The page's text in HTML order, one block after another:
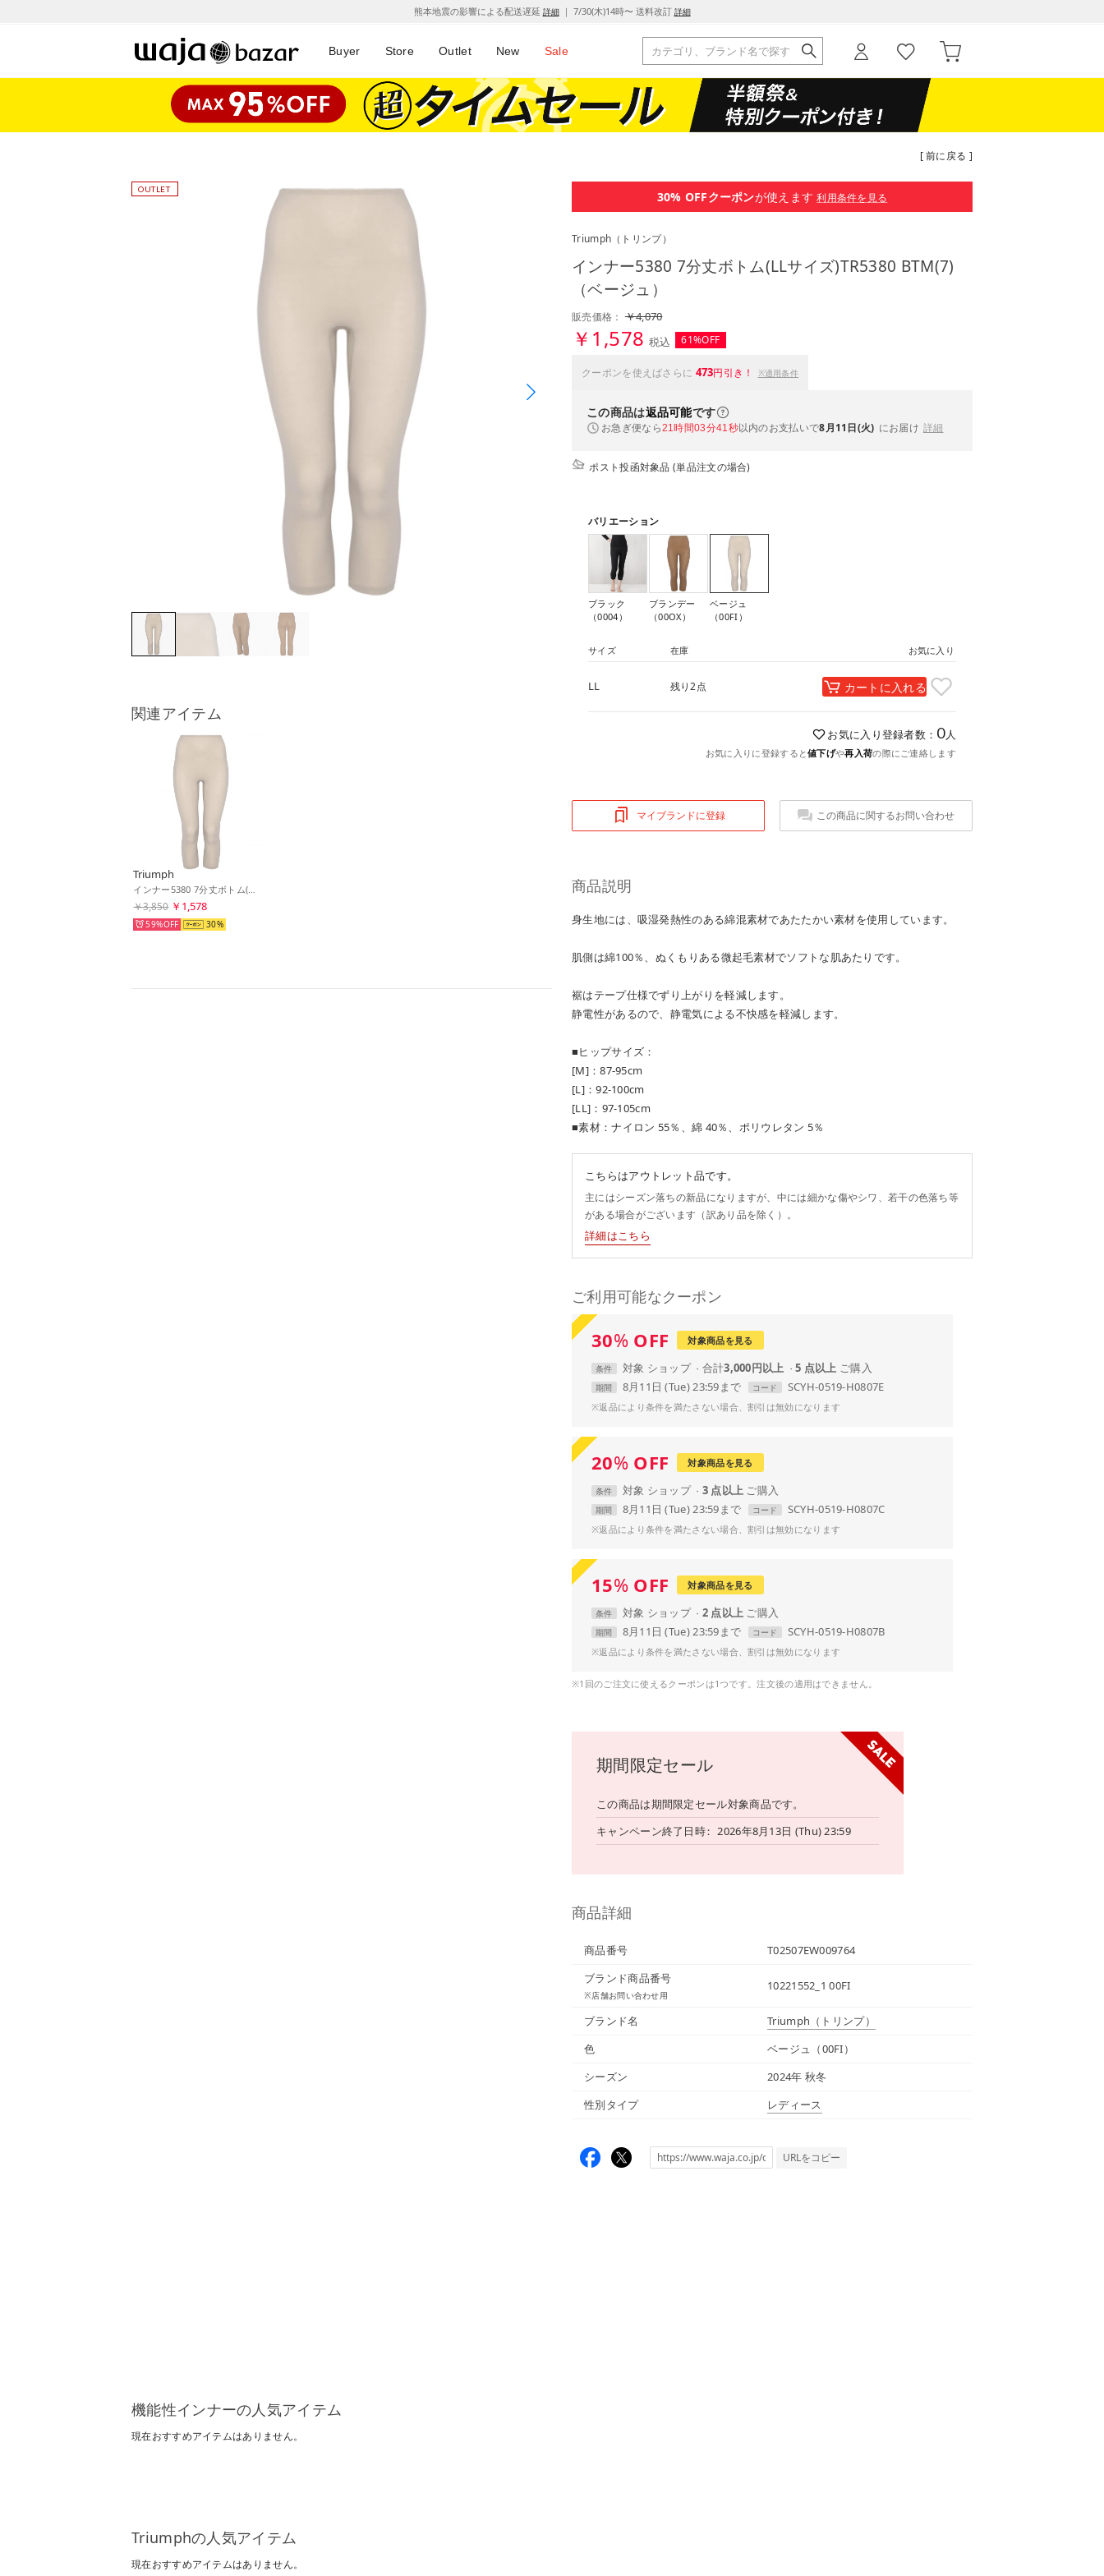
熊本地震の影響による配送遅延 詳細｜ 7/30(木)14時〜 送料改訂 詳細
Buyer Store Outlet New Sale
[ 前に戻る ]
関連アイテム
Triumph
インナー5380 7分丈ボトム(M,Lサイズ)TR5380 BTM(7) （ベージュ）
￥3,850 ￥1,578
59% 30
30% OFFクーポンが使えます 利用条件を見る
Triumph （トリンプ）
インナー5380 7分丈ボトム(LLサイズ)TR5380 BTM(7)
（ベージュ）
販売価格：￥4,070
￥1,578 税込 61%OFF
クーポンを使えばさらに 473円引き！ ※適用条件
この商品は返品可能です
お急ぎ便なら21時間03分41秒以内のお支払いで8月11日(火) にお届け 詳細
ポスト投函対象品 (単品注文の場合)
バリエーション
ブラック
（0004）
ブランデー
（00OX）
ベージュ
（00FI）
サイズ 在庫 お気に入り
LL 残り2点 カートに入れる
お気に入り登録者数： 0人
お気に入りに登録すると値下げや再入荷の際にご連絡します
マイブランドに登録 この商品に関するお問い合わせ
商品説明
身生地には、吸湿発熱性のある綿混素材であたたかい素材を使用しています。
肌側は綿100％、ぬくもりある微起毛素材でソフトな肌あたりです。
裾はテープ仕様でずり上がりを軽減します。
静電性があるので、静電気による不快感を軽減します。
■ヒップサイズ：
[M]：87-95cm
[L]：92-100cm
[LL]：97-105cm
■素材：ナイロン 55％、綿 40％、ポリウレタン 5％
こちらはアウトレット品です。
主にはシーズン落ちの新品になりますが、中には細かな傷やシワ、若干の色落ち等
がある場合がございます（訳あり品を除く）。
詳細はこちら
ご利用可能なクーポン
30%OFF 対象商品を見る
条件 対象 ショップ 合計3,000円以上 5 点以上
期間 8月11日 (Tue) 23:59まで コード SCYH-0519-H0807E
※返品により条件を満たさない場合、割引は無効になります
20%OFF 対象商品を見る
条件 対象 ショップ 3 点以上
期間 8月11日 (Tue) 23:59まで コード SCYH-0519-H0807C
※返品により条件を満たさない場合、割引は無効になります
15%OFF 対象商品を見る
条件 対象 ショップ 2 点以上
期間 8月11日 (Tue) 23:59まで コード SCYH-0519-H0807B
※返品により条件を満たさない場合、割引は無効になります
※1回のご注文に使えるクーポンは1つです。注文後の適用はできません。
期間限定セール
この商品は期間限定セール対象商品です。
キャンペーン終了日時
2026年8月13日 (Thu) 23:59
商品詳細
商品番号
T02507EW009764
ブランド商品番号
※店舗お問い合わせ用
10221552_1 00FI
ブランド名 Triumph （トリンプ）
色
ベージュ（00FI）
シーズン
2024年 秋冬
性別タイプ
レディース
URLをコピー
機能性インナーの人気アイテム
現在おすすめアイテムはありません。
Triumphの人気アイテム
現在おすすめアイテムはありません。